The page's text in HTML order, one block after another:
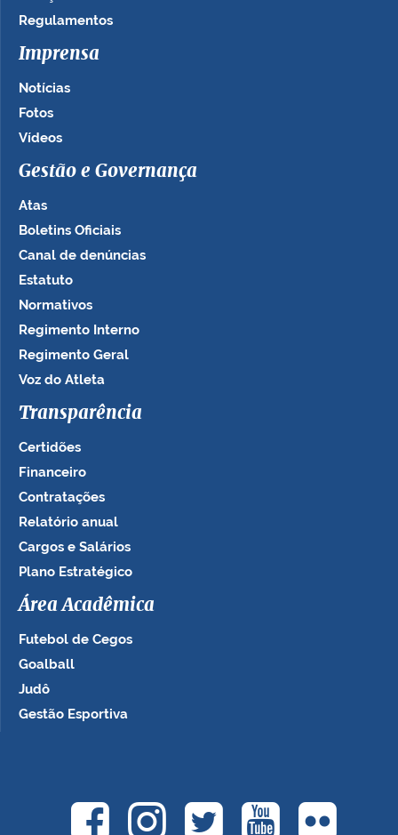
Regulamentos
Imprensa
Notícias
Fotos
Vídeos
Gestão e Governança
Atas
Boletins Oficiais
Canal de denúncias
Estatuto
Normativos
Regimento Interno
Regimento Geral
Voz do Atleta
Transparência
Certidões
Financeiro
Contratações
Relatório anual
Cargos e Salários
Plano Estratégico
Área Acadêmica
Futebol de Cegos
Goalball
Judô
Gestão Esportiva